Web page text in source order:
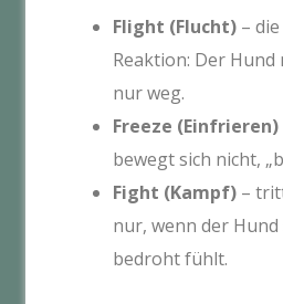
Flight (Flucht)– die
Reaktion: Der Hund
nur weg.
Freeze (Einfrieren)
bewegt sich nicht,
Fight (Kampf)–
nur, wenn der Hund
bedroht fühlt.